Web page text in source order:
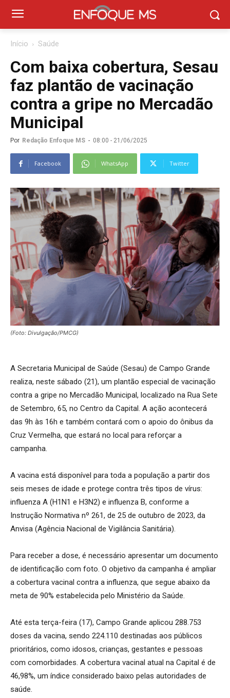
Início Saúde
Com baixa cobertura, Sesau
faz plantão de vacinação
contra a gripe no Mercadão
Municipal
Por Redação Enfoque MS - 08:00 - 21/06/2025
Facebook WhatsApp Twitter
(Foto: Divulgação/PMCG)
A Secretaria Municipal de Saúde (Sesau) de Campo Grande
realiza, neste sábado (21), um plantão especial de vacinação
contra a gripe no Mercadão Municipal, localizado na Rua Sete
de Setembro, 65, no Centro da Capital. A ação acontecerá
das 9h às 16h e também contará com o apoio do ônibus da
Cruz Vermelha, que estará no local para reforçar a
campanha.
A vacina está disponível para toda a população a partir dos
seis meses de idade e protege contra três tipos de vírus:
influenza A (H1N1 e H3N2) e influenza B, conforme a
Instrução Normativa nº 261, de 25 de outubro de 2023, da
Anvisa (Agência Nacional de Vigilância Sanitária).
Para receber a dose, é necessário apresentar um documento
de identificação com foto. O objetivo da campanha é ampliar
a cobertura vacinal contra a influenza, que segue abaixo da
meta de 90% estabelecida pelo Ministério da Saúde.
Até esta terça-feira (17), Campo Grande aplicou 288.753
doses da vacina, sendo 224.110 destinadas aos públicos
prioritários, como idosos, crianças, gestantes e pessoas
com comorbidades. A cobertura vacinal atual na Capital é de
46,98%, um índice considerado baixo pelas autoridades de
saúde.